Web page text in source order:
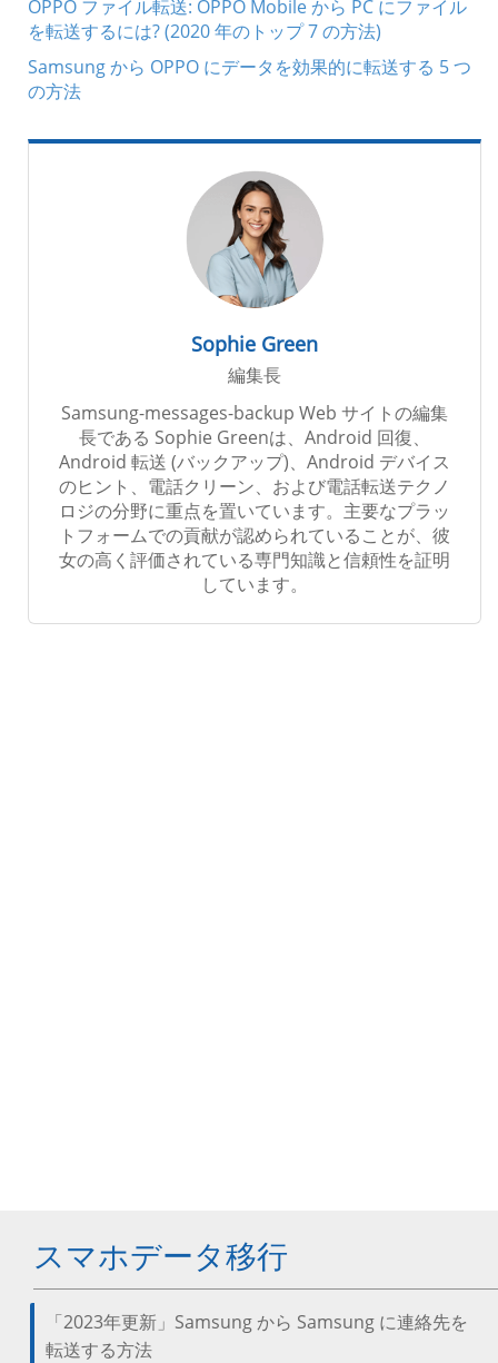
スマホデータ移行
「2023年更新」Samsung から Samsung に連絡先を
転送する方法
OPPO ファイル転送: OPPO Mobile から PC にファイル
を転送するには? (2020 年のトップ 7 の方法)
Samsung から OPPO にデータを効果的に転送する 5 つ
の方法
Sophie Green
編集長
Samsung-messages-backup Web サイトの編集
長である Sophie Greenは、Android 回復、
Android 転送 (バックアップ)、Android デバイス
のヒント、電話クリーン、および電話転送テクノ
ロジの分野に重点を置いています。主要なプラッ
トフォームでの貢献が認められていることが、彼
女の高く評価されている専門知識と信頼性を証明
しています。